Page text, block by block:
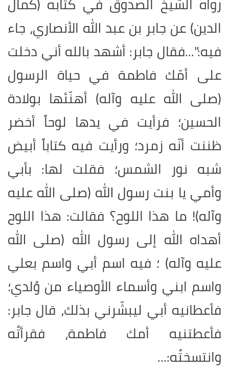
الدين) عن جابر بن عبد الله الأنصاري، جاء
فيه:"...فقال جابر: أشهد بالله أني دخلت
على أمّك فاطمة في حياة الرسول
(صلى الله عليه وآله) أهنّئها بولادة
الحسين؛ فرأيت في يدها لوحاً أخضر
ظننت أنّه زمرد؛ ورأيت فيه كتاباً أبيض
شبه نور الشمس؛ فقلت لها: بأبي
وأمي يا بنت رسول الله (صلى الله عليه
وآله)! ما هذا اللوح؟ فقالت: هذا اللوح
أهداه الله إلى رسول الله (صلى الله
عليه وآله) ؛ فيه اسم أبي واسم بعلي
واسم ابني وأسماء الأوصياء من وُلدي؛
فأعطانيه أبي ليبشّرني بذلك، قال جابر:
فأعطتنيه أمك فاطمة، فقرأتُه
وانتسختُه...: